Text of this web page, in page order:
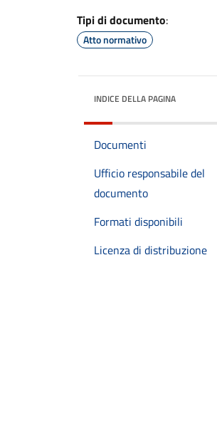
Tipi di documento:
Atto normativo
INDICE DELLA PAGINA
Documenti
Ufficio responsabile del
documento
Formati disponibili
Licenza di distribuzione